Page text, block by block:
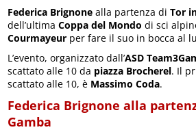
Federica Brignone alla partenza diTor
dell’ultimaCoppa del Mondo di sci
Courmayeur per fare il suo in bocca al
L’evento, organizzato dall’ASD
scattato alle 10 da piazza Brocherel. Il
scattato alle 10, è Massimo Coda.
Federica Brignone alla
Gamba